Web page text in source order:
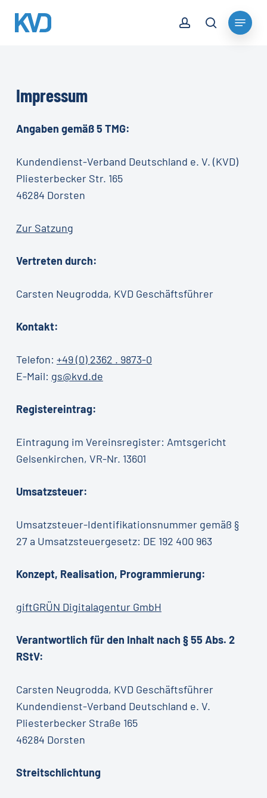
search
Menu
Impressum
Angaben gemäß 5 TMG:
Kundendienst-Verband Deutschland e. V. (KVD)
Pliesterbecker Str. 165
46284 Dorsten
Zur Satzung
Vertreten durch:
Carsten Neugrodda, KVD Geschäftsführer
Kontakt:
Telefon: +49 (0) 2362 . 9873-0
E-Mail: gs@kvd.de
Registereintrag:
Eintragung im Vereinsregister: Amtsgericht
Gelsenkirchen, VR-Nr. 13601
Umsatzsteuer:
Umsatzsteuer-Identifikationsnummer gemäß §
27 a Umsatzsteuergesetz: DE 192 400 963
Konzept, Realisation, Programmierung:
giftGRÜN Digitalagentur GmbH
Verantwortlich für den Inhalt nach § 55 Abs. 2
RStV:
Carsten Neugrodda, KVD Geschäftsführer
Kundendienst-Verband Deutschland e. V.
Pliesterbecker Straße 165
46284 Dorsten
Streitschlichtung
Close